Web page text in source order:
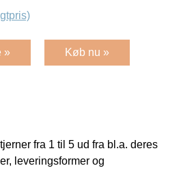
» Køb nu »
fra 1 til 5 ud fra bl.a. deres
leveringsformer og